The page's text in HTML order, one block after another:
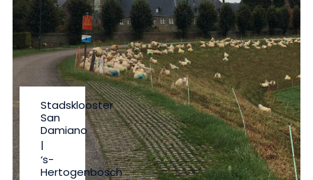
Stadsklooster
San
Damiano
|
‘s-
Hertogenbosch